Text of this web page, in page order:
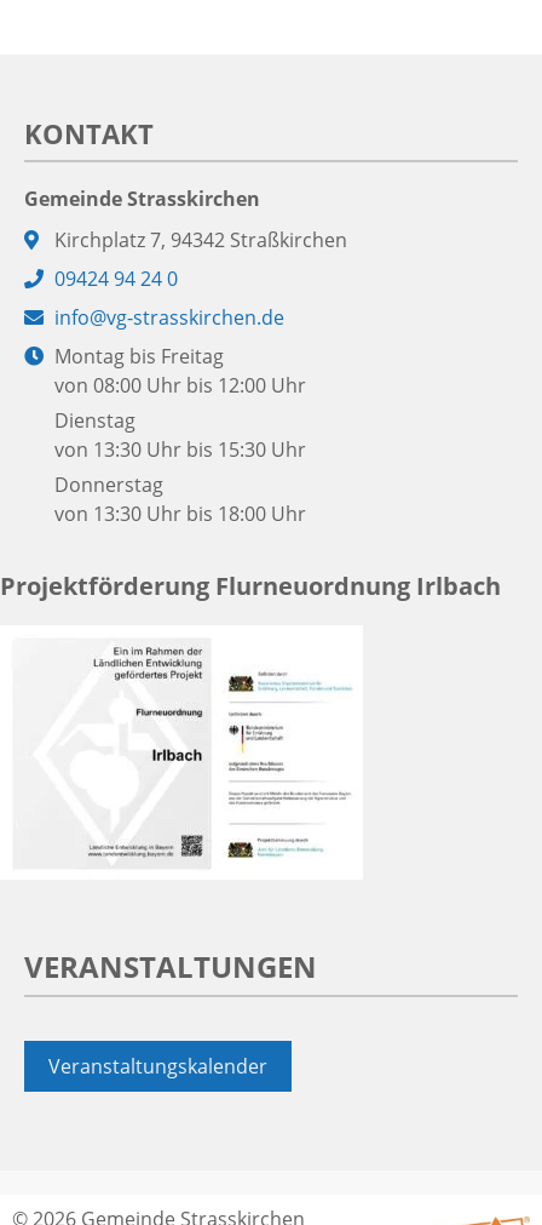
KONTAKT
Gemeinde Strasskirchen
Adresse:
Kirchplatz 7, 94342 Straßkirchen
Telefon:
09424 94 24 0
E-
Mail:
info@vg-strasskirchen.de
Öffnungszeiten:
Montag bis Freitag
von 08:00 Uhr bis 12:00 Uhr
Dienstag
von 13:30 Uhr bis 15:30 Uhr
Donnerstag
von 13:30 Uhr bis 18:00 Uhr
Projektförderung Flurneuordnung Irlbach
VERANSTALTUNGEN
Veranstaltungskalender
© 2026 Gemeinde Strasskirchen